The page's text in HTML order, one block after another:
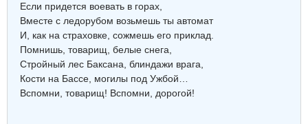
Если придется воевать в горах,
Вместе с ледорубом возьмешь ты автомат
И, как на страховке, сожмешь его приклад.
Помнишь, товарищ, белые снега,
Стройный лес Баксана, блиндажи врага,
Кости на Бассе, могилы под Ужбой…
Вспомни, товарищ! Вспомни, дорогой!